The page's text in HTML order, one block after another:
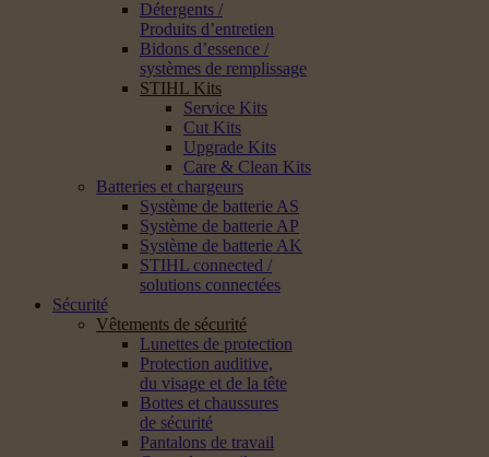
Détergents /
Produits d’entretien
Bidons d’essence /
systèmes de remplissage
STIHL Kits
Service Kits
Cut Kits
Upgrade Kits
Care & Clean Kits
Batteries et chargeurs
Système de batterie AS
Système de batterie AP
Système de batterie AK
STIHL connected /
solutions connectées
Sécurité
Vêtements de sécurité
Lunettes de protection
Protection auditive,
du visage et de la tête
Bottes et chaussures
de sécurité
Pantalons de travail